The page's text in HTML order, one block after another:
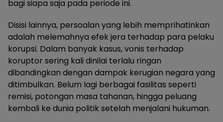
bagi siapa saja pada periode ini.
Disisi lainnya, persoalan yang lebih memprihatinkan
adalah melemahnya efek jera terhadap para pelaku
korupsi. Dalam banyak kasus, vonis terhadap
koruptor sering kali dinilai terlalu ringan
dibandingkan dengan dampak kerugian negara yang
ditimbulkan. Belum lagi berbagai fasilitas seperti
remisi, potongan masa tahanan, hingga peluang
kembali ke dunia politik setelah menjalani hukuman.